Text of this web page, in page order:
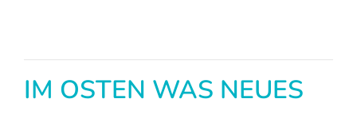
IM OSTEN WAS NEUES